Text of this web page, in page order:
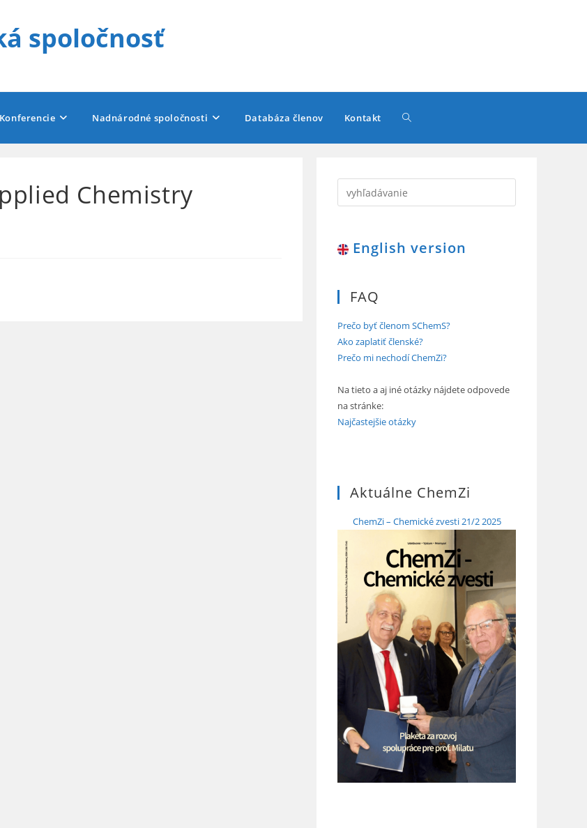
spoločnosť
Konferencie Nadnárodné spoločnosti Databáza členov Kontakt Toggle
Chemistry
English version
FAQ
Prečo byť členom SChemS?
Ako zaplatiť členské?
Prečo mi nechodí ChemZi?
Na tieto a aj iné otázky nájdete odpovede
na stránke:
Najčastejšie otázky
Aktuálne ChemZi
ChemZi – Chemické zvesti 21/2 2025